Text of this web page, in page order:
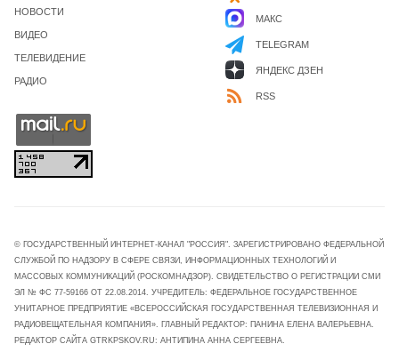
НОВОСТИ
ВИДЕО
ТЕЛЕВИДЕНИЕ
РАДИО
МАКС
TELEGRAM
ЯНДЕКС ДЗЕН
RSS
© ГОСУДАРСТВЕННЫЙ ИНТЕРНЕТ-КАНАЛ "РОССИЯ". ЗАРЕГИСТРИРОВАНО ФЕДЕРАЛЬНОЙ
СЛУЖБОЙ ПО НАДЗОРУ В СФЕРЕ СВЯЗИ, ИНФОРМАЦИОННЫХ ТЕХНОЛОГИЙ И
МАССОВЫХ КОММУНИКАЦИЙ (РОСКОМНАДЗОР). СВИДЕТЕЛЬСТВО О РЕГИСТРАЦИИ СМИ
ЭЛ № ФС 77-59166 ОТ 22.08.2014. УЧРЕДИТЕЛЬ: ФЕДЕРАЛЬНОЕ ГОСУДАРСТВЕННОЕ
УНИТАРНОЕ ПРЕДПРИЯТИЕ «ВСЕРОССИЙСКАЯ ГОСУДАРСТВЕННАЯ ТЕЛЕВИЗИОННАЯ И
РАДИОВЕЩАТЕЛЬНАЯ КОМПАНИЯ». ГЛАВНЫЙ РЕДАКТОР: ПАНИНА ЕЛЕНА ВАЛЕРЬЕВНА.
РЕДАКТОР САЙТА GTRKPSKOV.RU: АНТИПИНА АННА СЕРГЕЕВНА.